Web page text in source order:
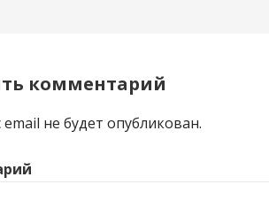
комментарий
не будет опубликован.